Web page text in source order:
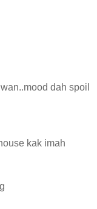
dah spoil
kak imah